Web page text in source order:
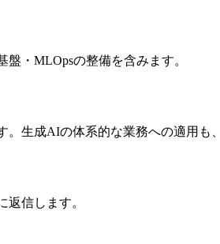
・MLOpsの整備を含みます。
生成AIの体系的な業務への適用も
信します。